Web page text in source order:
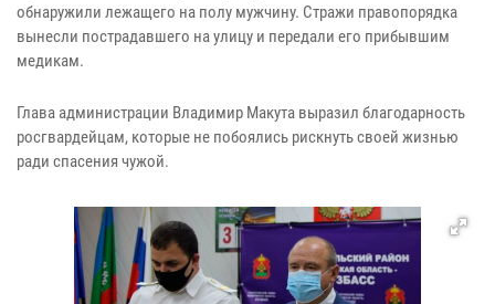
обнаружили лежащего на полу мужчину. Стражи правопорядка
вынесли пострадавшего на улицу и передали его прибывшим
медикам.
Глава администрации Владимир Макута выразил благодарность
росгвардейцам, которые не побоялись рискнуть своей жизнью
ради спасения чужой.